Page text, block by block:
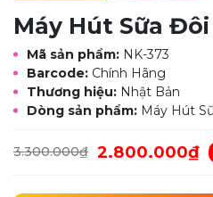
Máy Hút Sữa
Mã sản phẩm: NK-373
Barcode: Chính Hãng
Thương hiệu: Nhật Bản
Dòng sản phẩm: Máy Hút
3.300.000₫ 2.800.000₫